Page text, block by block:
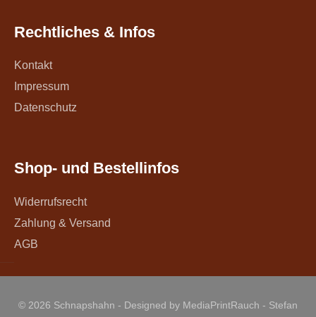
Rechtliches & Infos
Kontakt
Impressum
Datenschutz
Shop- und Bestellinfos
Widerrufsrecht
Zahlung & Versand
AGB
© 2026 Schnapshahn - Designed by MediaPrintRauch - Stefan